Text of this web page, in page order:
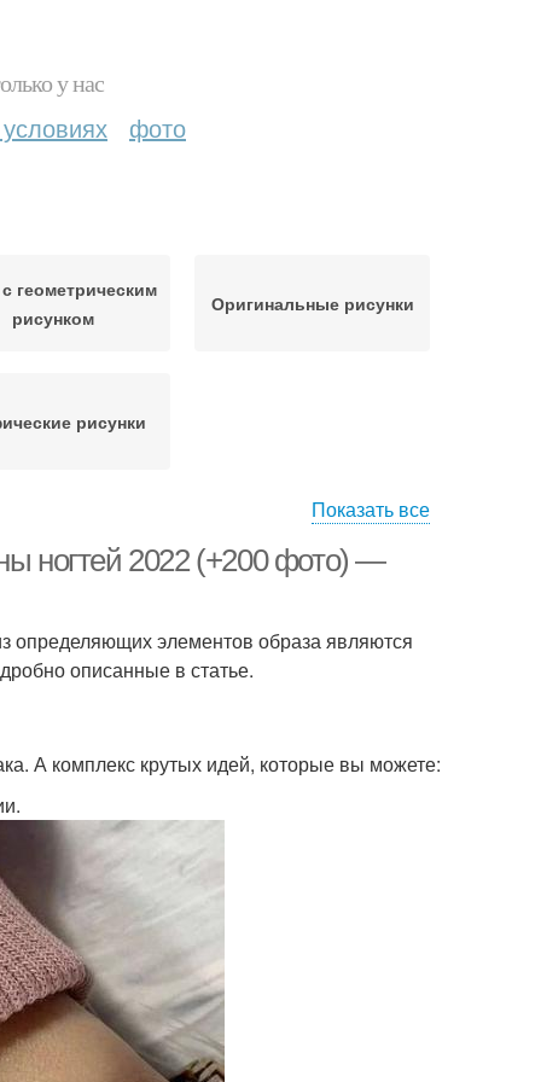
у нас
фото
геометрическим
рисунком
Оригинальные рисунки
рисунки
Показать все
ногтей 2022 (+200 фото) —
определяющих элементов образа являются
описанные в статье.
А комплекс крутых идей, которые вы можете: